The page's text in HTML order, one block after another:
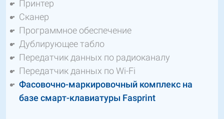
Принтер
Сканер
Программное обеспечение
Дублирующее табло
Передатчик данных по радиоканалу
Передатчик данных по Wi-Fi
Фасовочно-маркировочный комплекс на
базе смарт-клавиатуры Fasprint